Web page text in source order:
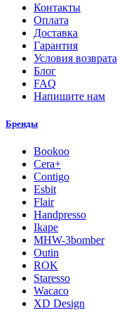
Контакты
Оплата
Доставка
Гарантия
Условия возврата
Блог
FAQ
Напишите нам
Бренды
Bookoo
Cera+
Contigo
Esbit
Flair
Handpresso
Ikape
MHW-3bomber
Outin
ROK
Staresso
Wacaco
XD Design